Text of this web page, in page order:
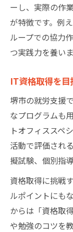
ーし、実際の作
が特徴です。例
ループでの協力
つ実践力を養いま
IT資格取得を目
堺市の就労支援
なプログラムも
トオフィススペ
活動で評価され
擬試験、個別指
資格取得に挑戦
ルポイントにも
からは「資格取
や勉強のコツを